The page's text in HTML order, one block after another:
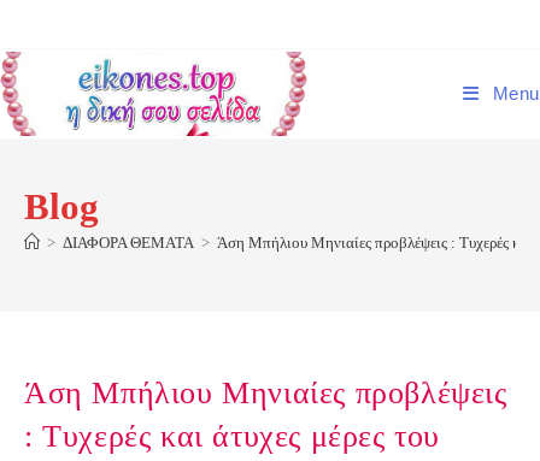
content
Menu
Blog
> ΔΙΑΦΟΡΑ ΘΕΜΑΤΑ > Άση Μπήλιου Μηνιαίες προβλέψεις : Τυχερές και
Άση Μπήλιου Μηνιαίες προβλέψεις
: Τυχερές και άτυχες μέρες του